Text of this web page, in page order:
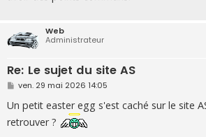
Web
Administrateur
Re: Le sujet du site AS
M
s
s
a
ven. 29 mai 2026 14:05
Un petit easter egg s'est caché sur le site
retrouver ?